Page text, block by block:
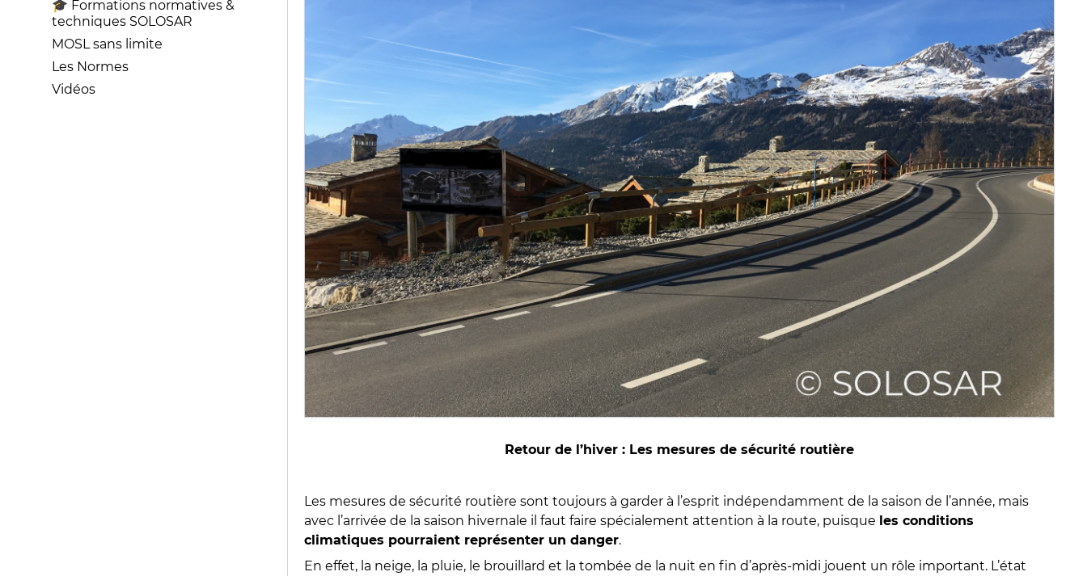
Retour de l’hiver : Les mesures de sécurité routière
Les mesures de sécurité routière sont toujours à garder à l’esprit indépendamment de la saison de l’année, mais
avec l’arrivée de la saison hivernale il faut faire spécialement attention à la route, puisque les conditions
climatiques pourraient représenter un danger.
En effet, la neige, la pluie, le brouillard et la tombée de la nuit en fin d’après-midi jouent un rôle important. L’état
🎓 Formations normatives &
techniques SOLOSAR
MOSL sans limite
Les Normes
Vidéos